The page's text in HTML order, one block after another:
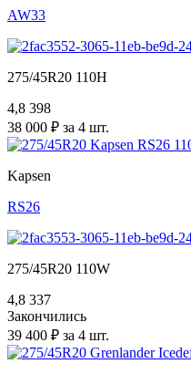
AW33
275/45R20 110H
4,8 398
38 000 ₽ за 4 шт.
Kapsen
RS26
275/45R20 110W
4,8 337
Закончились
39 400 ₽ за 4 шт.